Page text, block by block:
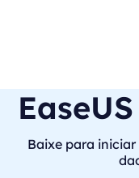
Baixe para